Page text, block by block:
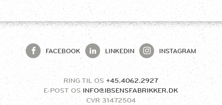
FACEBOOK LINKEDIN INSTAGRAM
RING TIL OS +45.4062.2927
E-POST OS INFO@IBSENSFABRIKKER.DK
CVR31472504